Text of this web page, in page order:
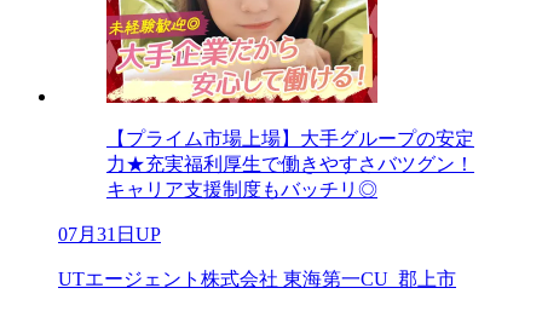
【プライム市場上場】大手グループの安定
力★充実福利厚生で働きやすさバツグン！
キャリア支援制度もバッチリ◎
07月31日UP
UTエージェント株式会社 東海第一CU_郡上市